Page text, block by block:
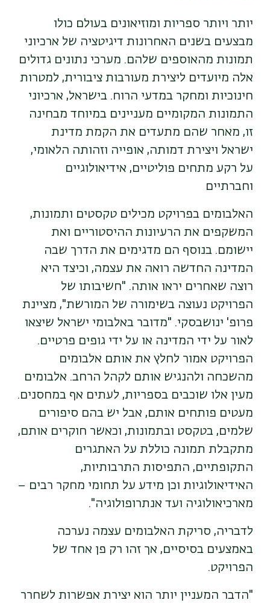
יותר ויותר ספריות ומוזיאונים בעולם כולו
מבצעים בשנים האחרונות דיגיטציה של ארכיוני
תמונות מהאוספים שלהם. מערכי נתונים גדולים
אלה מיועדים ליצירת מעורבות ציבורית, למטרות
חינוכיות ומחקר במדעי הרוח. בישראל, ארכיוני
התמונות המקומיים מעניינים במיוחד מבחינה
זו, מאחר שהם מתעדים את הקמת מדינת
ישראל ויצירת דמותה, אופייה וזהותה הלאומי,
על רקע מתחים פוליטיים, אידיאולוגיים
וחברתיים
האלבומים בפרויקט מכילים טקסטים ותמונות,
המשקפים את הרעיונות ההיסטוריים ואת
יישומם. בנוסף הם מדגימים את הדרך שבה
המדינה החדשה רואה את עצמה, וכיצד היא
רוצה שאחרים יראו אותה. "חשיבותו של
הפרויקט נעוצה בשימורה של המורשת", מציינת
פרופ' ינושבסקי. "מדובר באלבומי ישראל שיצאו
לאור על ידי המדינה או על ידי גופים פרטיים.
הפרויקט אמור לחלץ את אותם אלבומים
מהשכחה ולהנגיש אותם לקהל הרחב. אלבומים
מעין אלו שוכבים בספריות, לעתים אף במחסנים.
מעטים פותחים אותם, אבל יש בהם סיפורים
שלמים, בטקסט ובתמונות, וכאשר חוקרים אותם,
מתקבלת תמונה כוללת על האתגרים
התקופתיים, התפיסות התרבותיות,
האידיאולוגיות וכן מידע על תחומי מחקר רבים –
מארכיאולוגיה ועד אנתרופולוגיה".
לדבריה, סריקת האלבומים עצמה נערכה
באמצעים בסיסיים, אך זהו רק פן אחד של
הפרויקט.
"הדבר המעניין יותר הוא יצירת אפשרות לשחרר